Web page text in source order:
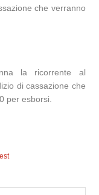
che verranno
la ricorrente al
di cassazione che
per esborsi.